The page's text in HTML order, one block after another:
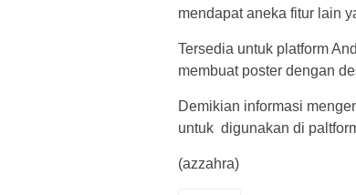
mendapat aneka fitur lain
Tersedia untuk platform
membuat poster dengan
Demikian informasi
untuk digunakan di
(azzahra)